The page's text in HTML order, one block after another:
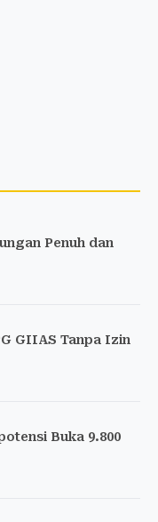
Penuh dan
GIIAS Tanpa Izin
Buka 9.800